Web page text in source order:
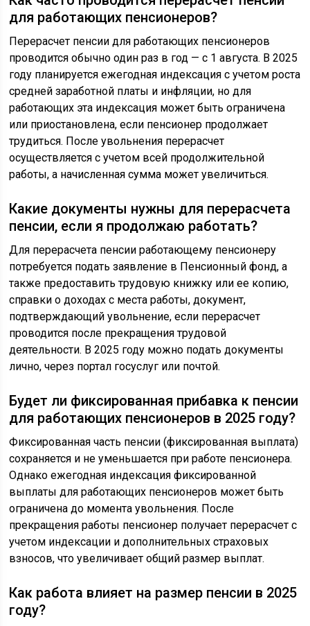
для работающих пенсионеров?
Перерасчет пенсии для работающих пенсионеров
проводится обычно один раз в год — с 1 августа. В 2025
году планируется ежегодная индексация с учетом роста
средней заработной платы и инфляции, но для
работающих эта индексация может быть ограничена
или приостановлена, если пенсионер продолжает
трудиться. После увольнения перерасчет
осуществляется с учетом всей продолжительной
работы, а начисленная сумма может увеличиться.
Какие документы нужны для перерасчета
пенсии, если я продолжаю работать?
Для перерасчета пенсии работающему пенсионеру
потребуется подать заявление в Пенсионный фонд, а
также предоставить трудовую книжку или ее копию,
справки о доходах с места работы, документ,
подтверждающий увольнение, если перерасчет
проводится после прекращения трудовой
деятельности. В 2025 году можно подать документы
лично, через портал госуслуг или почтой.
Будет ли фиксированная прибавка к пенсии
для работающих пенсионеров в 2025 году?
Фиксированная часть пенсии (фиксированная выплата)
сохраняется и не уменьшается при работе пенсионера.
Однако ежегодная индексация фиксированной
выплаты для работающих пенсионеров может быть
ограничена до момента увольнения. После
прекращения работы пенсионер получает перерасчет с
учетом индексации и дополнительных страховых
взносов, что увеличивает общий размер выплат.
Как работа влияет на размер пенсии в 2025
году?